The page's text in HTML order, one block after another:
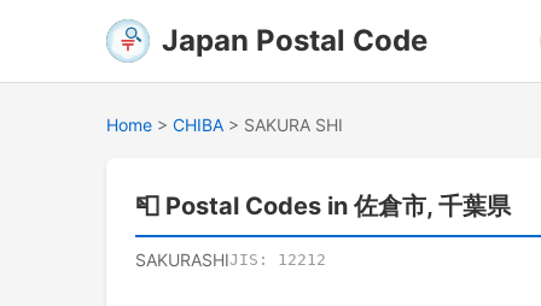
Japan Postal Code
Home > CHIBA > SAKURA SHI
📮 Postal Codes in 佐倉市, 千葉県
SAKURASHIJIS: 12212